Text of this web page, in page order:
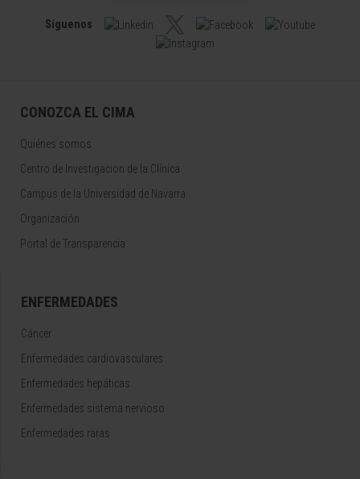
Síguenos
CONOZCA EL CIMA
Quiénes somos
Centro de Investigacion de la Clínica
Campus de la Universidad de Navarra
Organización
Portal de Transparencia
ENFERMEDADES
Cáncer
Enfermedades cardiovasculares
Enfermedades hepáticas
Enfermedades sistema nervioso
Enfermedades raras